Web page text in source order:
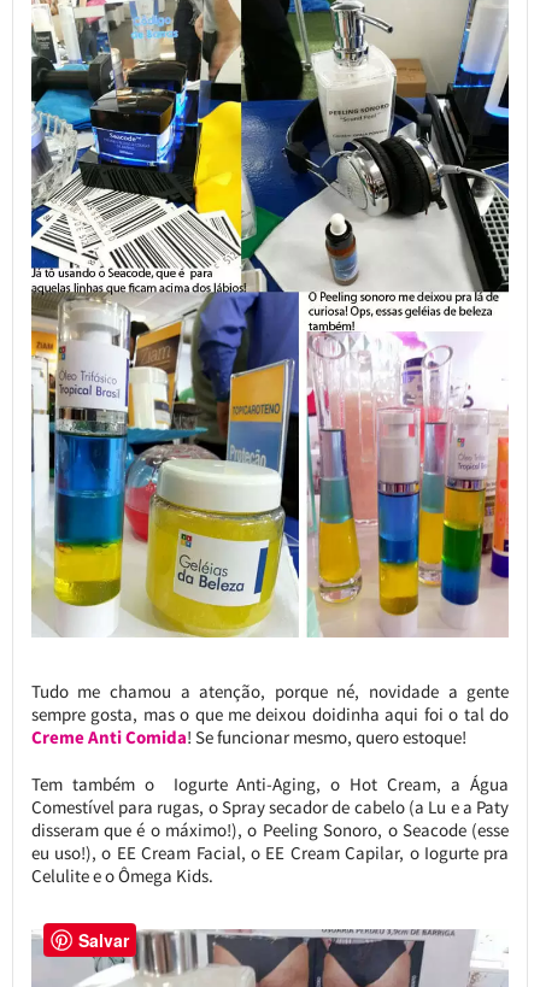
Tudo me chamou a atenção, porque né, novidade a gente
sempre gosta, mas o que me deixou doidinha aqui foi o tal do
Creme Anti Comida! Se funcionar mesmo, quero estoque!
Tem também o Iogurte Anti-Aging, o Hot Cream, a Água
Comestível para rugas, o Spray secador de cabelo (a Lu e a Paty
disseram que é o máximo!), o Peeling Sonoro, o Seacode (esse
eu uso!), o EE Cream Facial, o EE Cream Capilar, o Iogurte pra
Celulite e o Ômega Kids.
Salvar